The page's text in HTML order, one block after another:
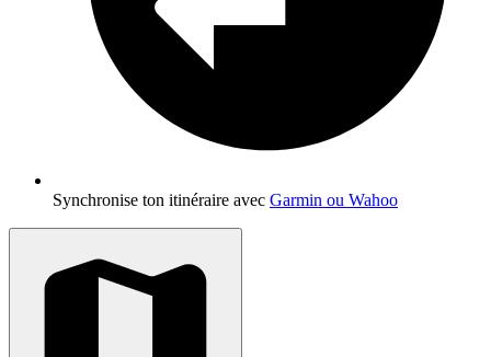
Synchronise ton itinéraire avec Garmin ou Wahoo